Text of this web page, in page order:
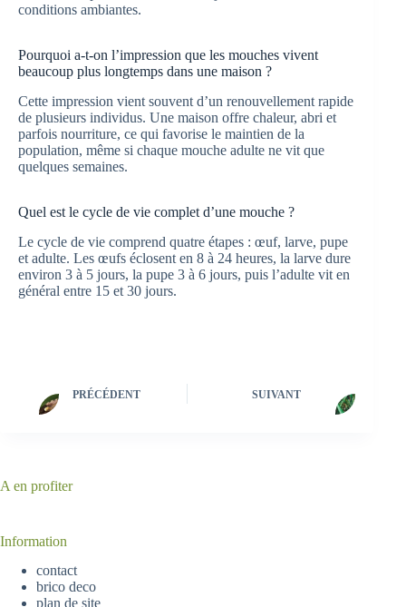
conditions ambiantes.
Pourquoi a-t-on l’impression que les mouches vivent
beaucoup plus longtemps dans une maison ?
Cette impression vient souvent d’un renouvellement rapide
de plusieurs individus. Une maison offre chaleur, abri et
parfois nourriture, ce qui favorise le maintien de la
population, même si chaque mouche adulte ne vit que
quelques semaines.
Quel est le cycle de vie complet d’une mouche ?
Le cycle de vie comprend quatre étapes : œuf, larve, pupe
et adulte. Les œufs éclosent en 8 à 24 heures, la larve dure
environ 3 à 5 jours, la pupe 3 à 6 jours, puis l’adulte vit en
général entre 15 et 30 jours.
PRÉCÉDENT SUIVANT
A en profiter
Information
contact
brico deco
plan de site